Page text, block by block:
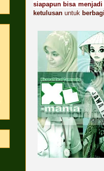
siapapun bisa
ketulusan untuk berbagi